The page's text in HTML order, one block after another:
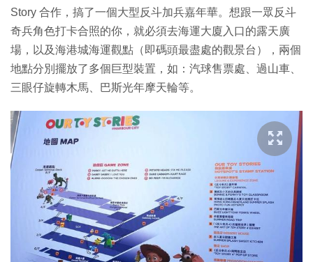
Story 合作，搞了一個大型反斗加兵嘉年華。想跟一眾反斗
奇兵角色打卡合照的你，就必須去海運大廈入口的露天廣
場，以及海港城海運觀點（即碼頭最盡處的觀景台），兩個
地點分別擺放了多個巨型裝置，如：汽球售票處、過山車、
三眼仔旋轉木馬、巴斯光年摩天輪等。